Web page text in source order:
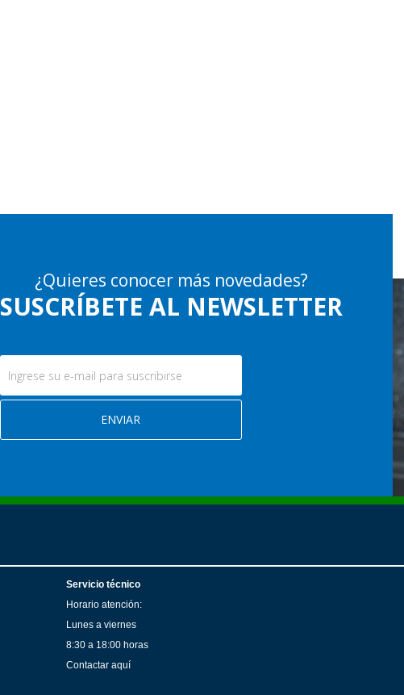
¿Quieres conocer más novedades?
SUSCRÍBETE AL NEWSLETTER
Servicio técnico
Horario atención:
Lunes a viernes
8:30 a 18:00 horas
Contactar aquí